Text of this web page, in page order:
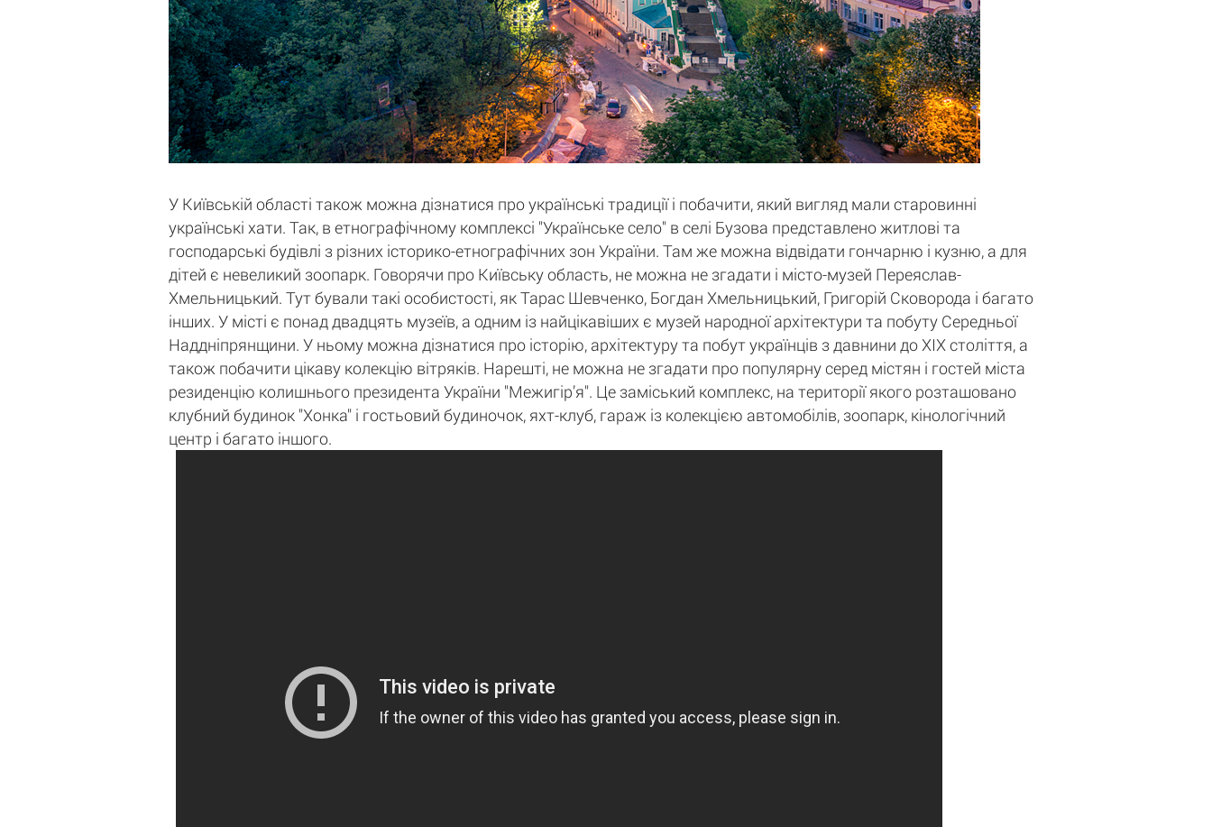
У Київській області також можна дізнатися про українські традиції і побачити, який вигляд мали старовинні
українські хати. Так, в етнографічному комплексі "Українське село" в селі Бузова представлено житлові та
господарські будівлі з різних історико-етнографічних зон України. Там же можна відвідати гончарню і кузню, а для
дітей є невеликий зоопарк. Говорячи про Київську область, не можна не згадати і місто-музей Переяслав-
Хмельницький. Тут бували такі особистості, як Тарас Шевченко, Богдан Хмельницький, Григорій Сковорода і багато
інших. У місті є понад двадцять музеїв, а одним із найцікавіших є музей народної архітектури та побуту Середньої
Наддніпрянщини. У ньому можна дізнатися про історію, архітектуру та побут українців з давнини до XIX століття, а
також побачити цікаву колекцію вітряків. Нарешті, не можна не згадати про популярну серед містян і гостей міста
резиденцію колишнього президента України "Межигір’я". Це заміський комплекс, на території якого розташовано
клубний будинок "Хонка" і гостьовий будиночок, яхт-клуб, гараж із колекцією автомобілів, зоопарк, кінологічний
центр і багато іншого.